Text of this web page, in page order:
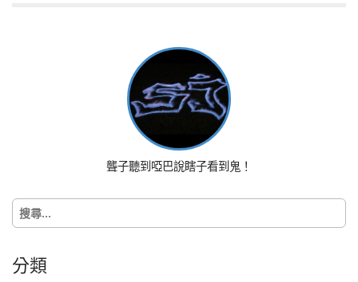
聾子聽到啞巴說瞎子看到鬼！
搜
尋
字:
分類